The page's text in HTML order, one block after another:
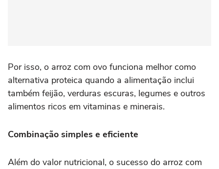
Por isso, o arroz com ovo funciona melhor como
alternativa proteica quando a alimentação inclui
também feijão, verduras escuras, legumes e outros
alimentos ricos em vitaminas e minerais.
Combinação simples e eficiente
Além do valor nutricional, o sucesso do arroz com